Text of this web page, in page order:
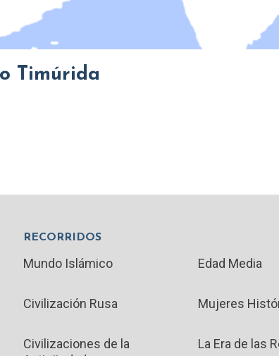
Timúrida
RECORRIDOS
Mundo Islámico
Civilización Rusa
Civilizaciones de la
Edad Media
Mujeres
La Era de las